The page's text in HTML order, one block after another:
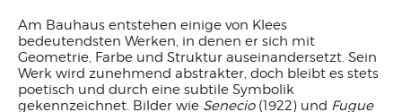
Am Bauhaus entstehen einige von Klees
bedeutendsten Werken, in denen er sich mit
Geometrie, Farbe und Struktur auseinandersetzt. Sein
Werk wird zunehmend abstrakter, doch bleibt es stets
poetisch und durch eine subtile Symbolik
gekennzeichnet. Bilder wie Senecio(1922) und Fugue